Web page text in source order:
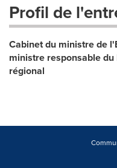
Profil de
Cabinet du ministre de
ministre responsable
régional